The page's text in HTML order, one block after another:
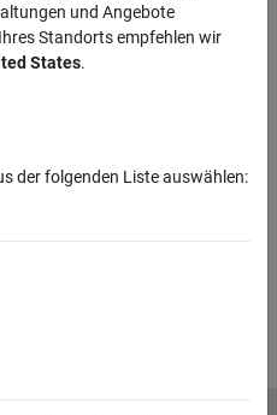
this information?
und Angebote
Standorts empfehlen wir
States.
der folgenden Liste auswählen: